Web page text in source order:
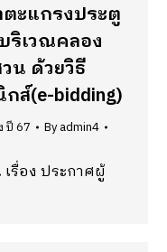
ะแกรงประตู
ริเวณคลอง
น ด้วยวิธี
ส์(e-bidding)
ปี 67 Byadmin4
รื่อง ประกาศผู้